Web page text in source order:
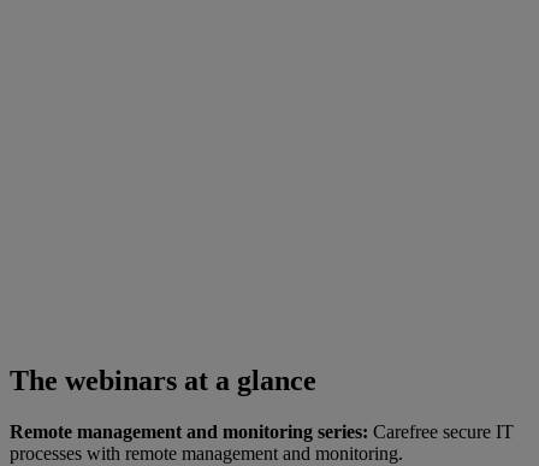
The webinars at a glance
Remote management and monitoring series: Carefree secure IT
processes with remote management and monitoring.